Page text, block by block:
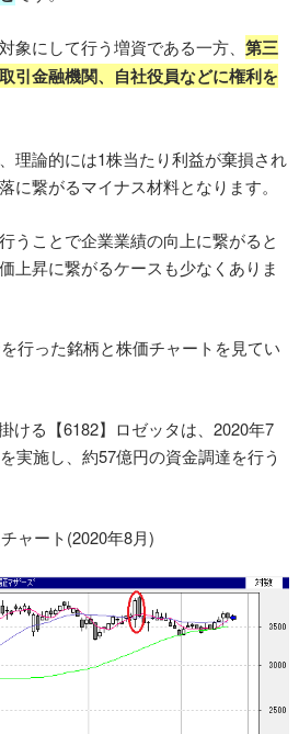
象にして行う増資である一方、 第三
引金融機関、自社役員などに権利を
理論的には1株当たり利益が棄損され
に繋がるマイナス材料となります。
うことで企業業績の向上に繋がると
上昇に繋がるケースも少なくありま
行った銘柄と株価チャートを見てい
ける【6182】ロゼッタは、2020年7
実施し、約57億円の資金調達を行う
ャート(2020年8月)